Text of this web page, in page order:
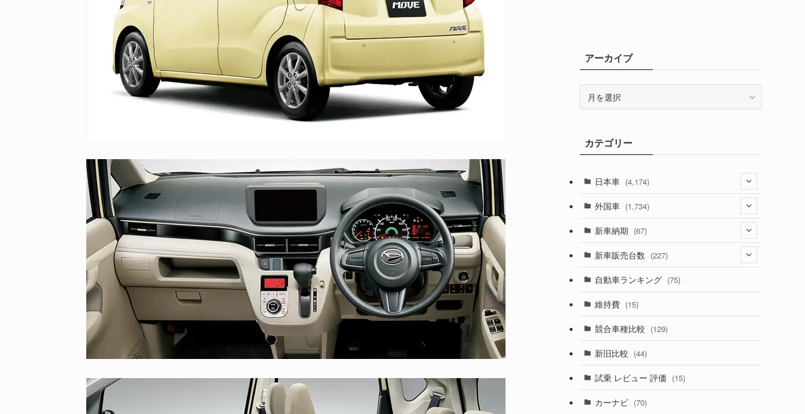
アーカイブ
ブカテゴリー
日本車 (4,174)
(1,321)
(329)
(526)
(357)
(328)
(194)
(230)
(253)
外国車 (1,734)
(188)
(242)
(85)
(84)
(14)
(222)
(50)
(58)
新車納期 (67)
(28)
(8)
(3)
(3)
(5)
新車販売台数 (227)
(21)
(5)
(7)
自動車ランキング (75)
維持費 (15)
競合車種比較 (129)
新旧比較 (44)
試乗 レビュー 評価 (15)
カーナビ (70)